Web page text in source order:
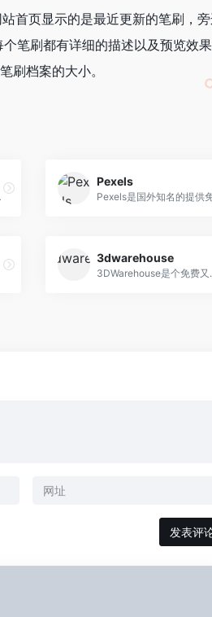
首页显示的是最近更新的笔刷，
笔刷都有详细的描述以及预览效
刷档案的大小。
精确控制照片长宽
Pexels
3dwarehouse
3DWarehouse是个免费又